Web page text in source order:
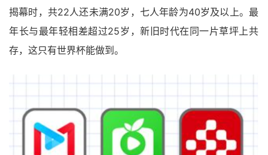
揭幕时，共22人还未满20岁，七人年龄为40岁及以上。最
年长与最年轻相差超过25岁，新旧时代在同一片草坪上共
存，这只有世界杯能做到。